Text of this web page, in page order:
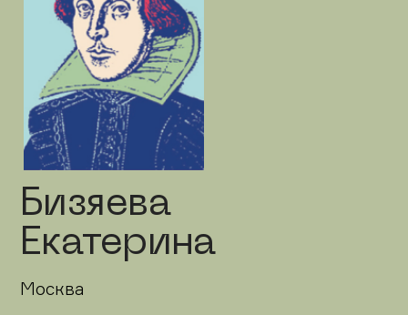
Бизяева
Екатерина
Москва